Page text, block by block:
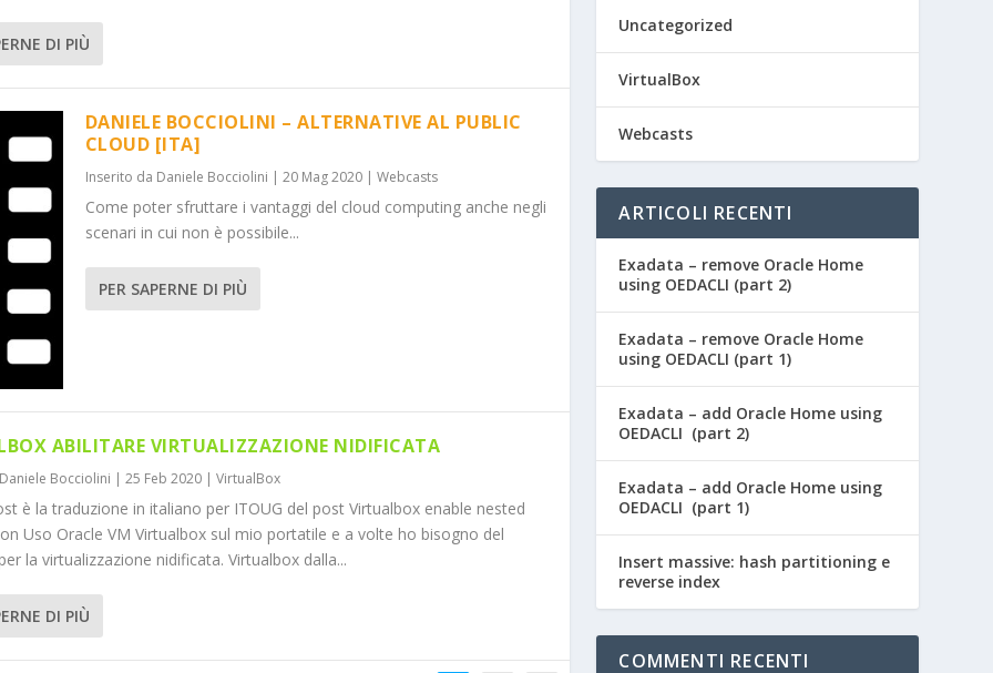
DI PIÙ
DANIELE BOCCIOLINI – ALTERNATIVE AL PUBLIC
CLOUD [ITA]
Inserito da Daniele Bocciolini | 20 Mag 2020| Webcasts
Come poter sfruttare i vantaggi del cloud computing anche negli
scenari in cui non è possibile...
PER SAPERNE DI PIÙ
ABILITARE VIRTUALIZZAZIONE NIDIFICATA
Daniele Bocciolini |25 Feb 2020 |VirtualBox
è la traduzione in italiano per ITOUG del post Virtualbox enable nested
Uso Oracle VM Virtualbox sul mio portatile e a volte ho bisogno del
la virtualizzazione nidificata. Virtualbox dalla...
DI PIÙ
Uncategorized
VirtualBox
Webcasts
ARTICOLI RECENTI
Exadata – remove Oracle Home
using OEDACLI (part 2)
Exadata – remove Oracle Home
using OEDACLI (part 1)
Exadata – add Oracle Home using
OEDACLI (part 2)
Exadata – add Oracle Home using
OEDACLI (part 1)
Insert massive: hash partitioning e
reverse index
COMMENTI RECENTI